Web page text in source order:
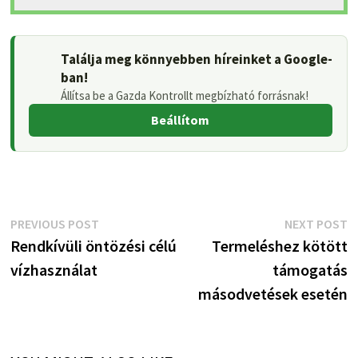
Találja meg könnyebben híreinket a Google-
ban!
Állítsa be a Gazda Kontrollt megbízható forrásnak!
Beállítom
Bejegyzés
navigáció
PREVIOUS POSTPrevious
post:
Rendkívüli öntözési célú
vízhasználat
NEXT POST
Termeléshez kötött
támogatás
másodvetések esetén